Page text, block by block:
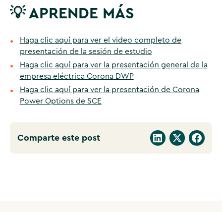
💡 APRENDE MÁS
Haga clic aquí para ver el video completo de
presentación de la sesión de estudio
Haga clic aquí para ver la presentación general de la
empresa eléctrica Corona DWP
Haga clic aquí para ver la presentación de Corona
Power Options de SCE
Comparte este post